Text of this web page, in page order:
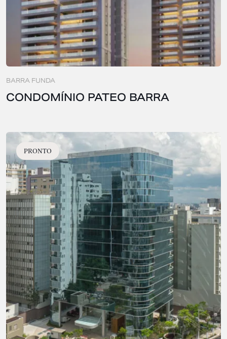
BARRA FUNDA
CONDOMÍNIO PATEO BARRA
PRONTO